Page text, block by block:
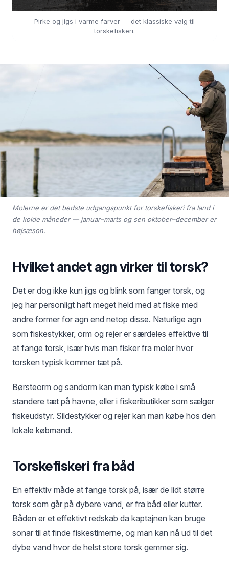
Pirke og jigs i varme farver — det klassiske valg til
torskefiskeri.
Molerne er det bedste udgangspunkt for torskefiskeri fra land i
de kolde måneder — januar–marts og sen oktober–december er
højsæson.
Hvilket andet agn virker til torsk?
Det er dog ikke kun jigs og blink som fanger torsk, og
jeg har personligt haft meget held med at fiske med
andre former for agn end netop disse. Naturlige agn
som fiskestykker, orm og rejer er særdeles effektive til
at fange torsk, især hvis man fisker fra moler hvor
torsken typisk kommer tæt på.
Børsteorm og sandorm kan man typisk købe i små
standere tæt på havne, eller i fiskeributikker som sælger
fiskeudstyr. Sildestykker og rejer kan man købe hos den
lokale købmand.
Torskefiskeri fra båd
En effektiv måde at fange torsk på, især de lidt større
torsk som går på dybere vand, er fra båd eller kutter.
Båden er et effektivt redskab da kaptajnen kan bruge
sonar til at finde fiskestimerne, og man kan nå ud til det
dybe vand hvor de helst store torsk gemmer sig.